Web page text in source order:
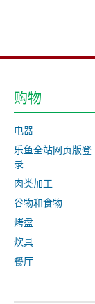
购物
电器
乐鱼全站网页版登
录
肉类加工
谷物和食物
烤盘
炊具
餐厅